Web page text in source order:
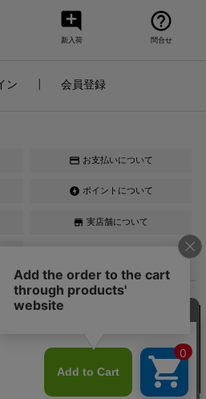
add_comment
新入荷
help_outline
問合せ
ン 会員登録
credit_card お支払いについて
offline_bolt ポイントについて
store 実店舗について
YouTube